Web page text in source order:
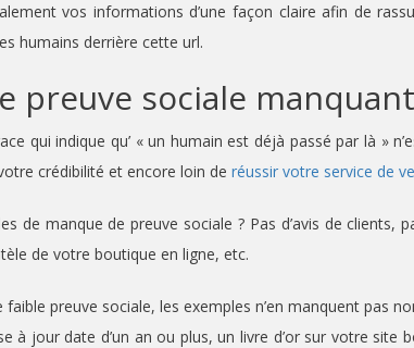
vos informations d’une façon claire afin de
humains derrière cette url.
preuve sociale
qui indique qu’ « un humain est déjà passé par là »
crédibilité et encore loin de réussir votre service de
de manque de preuve sociale ? Pas d’avis de
de votre boutique en ligne, etc.
faible preuve sociale, les exemples n’en manquent pas
à jour date d’un an ou plus, un livre d’or sur votre